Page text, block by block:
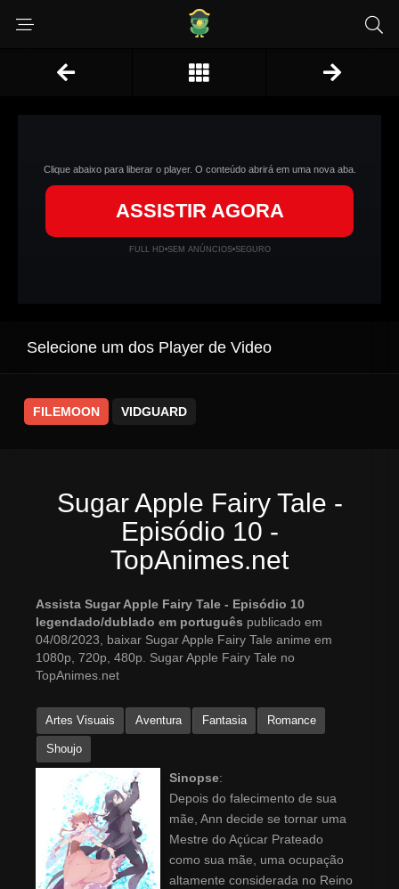
Clique abaixo para liberar o player. O conteúdo abrirá em uma nova aba.
ASSISTIR AGORA
FULL HD•SEM ANÚNCIOS•SEGURO
Selecione um dos Player de Video
FILEMOON VIDGUARD
Sugar Apple Fairy Tale -
Episódio 10 -
TopAnimes.net
Assista Sugar Apple Fairy Tale - Episódio 10
legendado/dublado em português publicado em
04/08/2023, baixar Sugar Apple Fairy Tale anime em
1080p, 720p, 480p. Sugar Apple Fairy Tale no
TopAnimes.net
Artes Visuais Aventura Fantasia Romance
Shoujo
Sinopse:
Depois do falecimento de sua
mãe, Ann decide se tornar uma
Mestre do Açúcar Prateado
como sua mãe, uma ocupação
altamente considerada no Reino